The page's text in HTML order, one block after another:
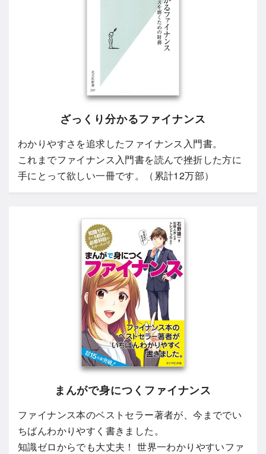
ざっくり分かるファイナンス
わかりやすさを追求したファイナンス入門書。
これまでファイナンス入門書を読んで挫折した方に
手にとって欲しい一冊です。（累計12万部）
まんがで身につくファイナンス
ファイナンス本のベストセラー著者が、今まででい
ちばんわかりやすく書きました。
知識ゼロからでも大丈夫！ 世界一わかりやすいファ